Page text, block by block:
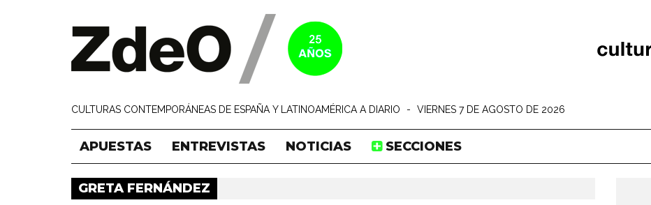
CULTURAS CONTEMPORÁNEAS DE ESPAÑA Y LATINOAMÉRICA A DIARIO - VIERNES 7 DE AGOSTO DE 2026
APUESTAS ENTREVISTAS NOTICIAS SECCIONES
GRETA FERNÁNDEZ